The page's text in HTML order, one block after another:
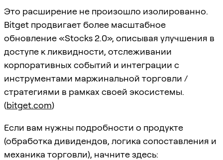
Это расширение не произошло изолированно.
Bitget продвигает более масштабное
обновление «Stocks 2.0», описывая улучшения в
доступе к ликвидности, отслеживании
корпоративных событий и интеграции с
инструментами маржинальной торговли /
стратегиями в рамках своей экосистемы.
(bitget.com)
Если вам нужны подробности о продукте
(обработка дивидендов, логика сопоставления и
механика торговли), начните здесь: